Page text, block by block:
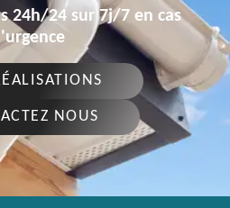
24h/24 sur 7j/7 en cas
NOUS